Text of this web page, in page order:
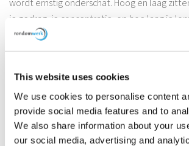
This website uses cookies
We use cookies to personalise content
provide social media features and to
We also share information about your
our social media, advertising and
wordt ernstig onderschat. Hoog en laag
je gedrag, je concentratie, op hoe lang je
vermoeiend. Ook de effecten op je brein
duidelijk. Kortom, diabetes is een heel werk!